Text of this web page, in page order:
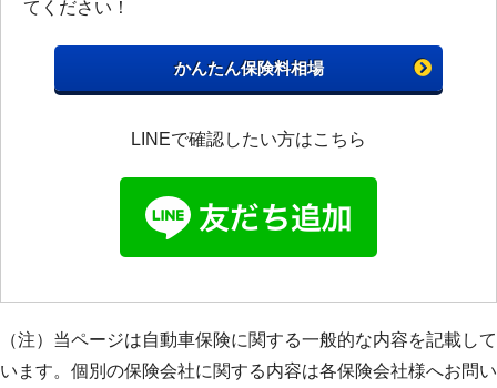
てください！
かんたん保険料相場
LINEで確認したい方はこちら
（注）当ページは自動車保険に関する一般的な内容を記載して
います。個別の保険会社に関する内容は各保険会社様へお問い